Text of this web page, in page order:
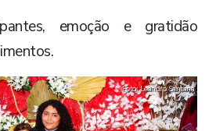
emoção e gratidão
Foto: Leandro Santana